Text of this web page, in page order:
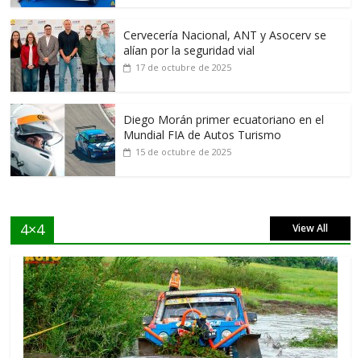
Cervecería Nacional, ANT y Asocerv se
alían por la seguridad vial
17 de octubre de 2025
Diego Morán primer ecuatoriano en el
Mundial FIA de Autos Turismo
15 de octubre de 2025
4×4 View All